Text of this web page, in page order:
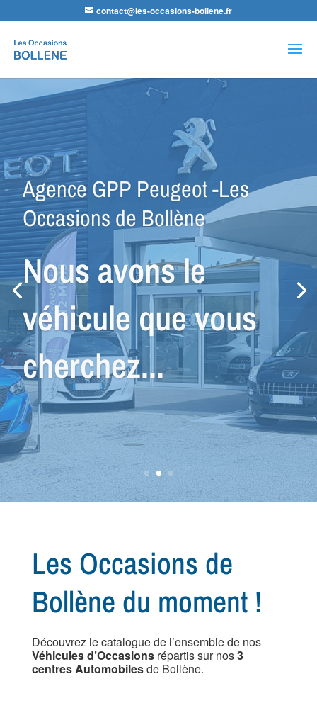
contact@les-occasions-bollene.fr
de
produits
Agence VSP Occasions -Les
Occasions de Bollène
Petit Budget ou
Spécial Utilitaire,
nous avons le
véhicule qu'il vous
faut !
Les Occasions de
Bollène du moment !
Découvrez le catalogue de l’ensemble de nos
Véhicules d’Occasionsrépartis sur nos3
centres Automobilesde Bollène.